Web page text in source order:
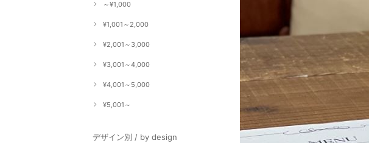
～¥1,000
¥1,001～2,000
¥2,001～3,000
¥3,001～4,000
¥4,001～5,000
¥5,001～
デザイン別 / by design